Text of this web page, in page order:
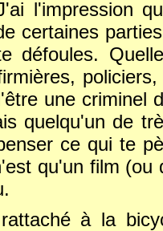
l'impression
certaines
défoules.
une criminel
quelqu'un de
ce qui te
qu'un film
à la